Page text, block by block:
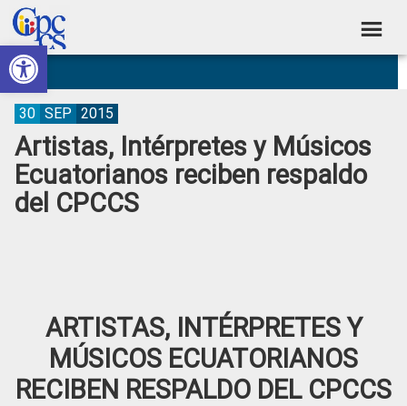
Abrir barra de herramientas
Skip
to
primary
navigation
Skip
to
main
content
Skip
to
primary
sidebar
Skip
to
footer
Consejo
de
Participación
Ciudadana
Control
Construyendo
Poder
Ciudadano
Artistas, Intérpretes y Músicos
Ecuatorianos reciben respaldo
del CPCCS
30 SEP 2015
ARTISTAS, INTÉRPRETES Y
MÚSICOS ECUATORIANOS
RECIBEN RESPALDO DEL CPCCS